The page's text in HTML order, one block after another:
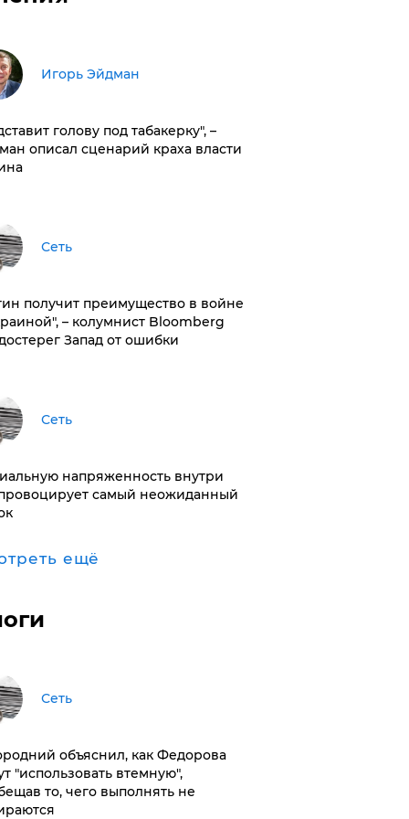
Игорь Эйдман
голову под табакерку", –
описал сценарий краха власти
Сеть
получит преимущество в войне
– колумнист Bloomberg
Запад от ошибки
Сеть
напряженность внутри
самый неожиданный
ещё
Сеть
объяснил, как Федорова
"использовать втемную",
то, чего выполнять не